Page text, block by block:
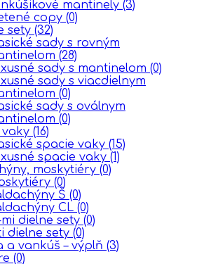
mantinely (3)
copy (0)
sety (32)
sady s rovným
(28)
sady s mantinelom (0)
sady s viacdielnym
(0)
sady s oválnym
(0)
vaky (16)
spacie vaky (15)
spacie vaky (1)
moskytiéry (0)
(0)
Š (0)
CL (0)
dielne sety (0)
dielne sety (0)
a vankúš – výplň (3)
(0)